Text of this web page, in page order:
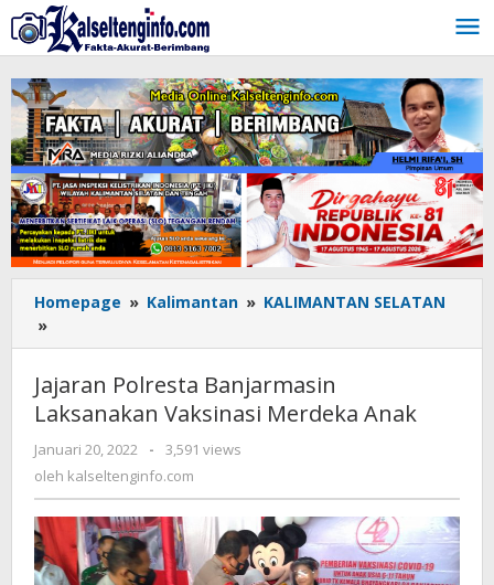
Lewati
ke
konten
Homepage » Kalimantan » KALIMANTAN SELATAN
»
Polresta
Banjarmasin
Laksanakan
Vaksinasi
Merdeka
Jajaran Polresta Banjarmasin
Laksanakan Vaksinasi Merdeka Anak
Januari 20, 2022
oleh
kalseltenginfo.com
-
3,591 views
oleh kalseltenginfo.com